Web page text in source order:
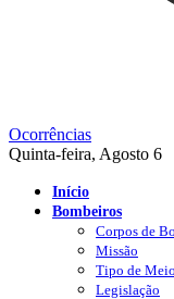
Ocorrências
Quinta-feira, Agosto 6
Início
Bombeiros
Corpos de
Missão
Tipo de
Legislação